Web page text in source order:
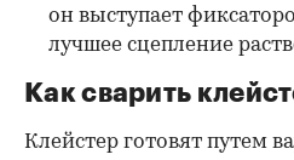
он выступает
лучшее сцепление
Как сварить
Клейстер готовят путем